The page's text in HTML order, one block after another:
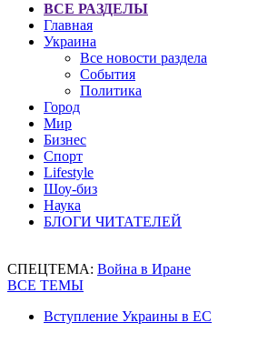
ВСЕ РАЗДЕЛЫ
Главная
Украина
Все новости раздела
События
Политика
Город
Мир
Бизнес
Спорт
Lifestyle
Шоу-биз
Наука
БЛОГИ ЧИТАТЕЛЕЙ
СПЕЦТЕМА: Война в Иране
ВСЕ ТЕМЫ
Вступление Украины в ЕС